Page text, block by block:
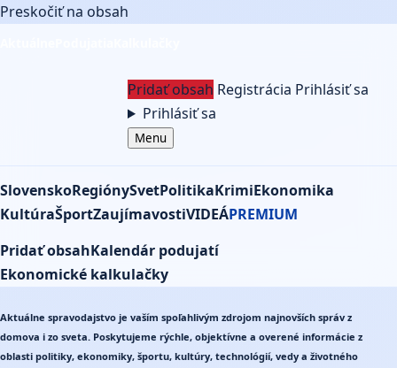
Preskočiť na obsah
Pridať obsah Registrácia Prihlásiť sa
Prihlásiť sa
Menu
SlovenskoRegiónySvetPolitikaKrimiEkonomika
KultúraŠportZaujímavostiVIDEÁPREMIUM
Pridať obsahKalendár podujatí
Ekonomické kalkulačky
Správy
Aktuálne spravodajstvo je vaším spoľahlivým zdrojom najnovších správ z
domova i zo sveta. Poskytujeme rýchle, objektívne a overené informácie z
oblasti politiky, ekonomiky, športu, kultúry, technológií, vedy a životného